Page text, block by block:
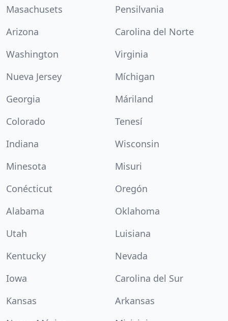
Masachusets
Pensilvania
Arizona
Carolina del Norte
Washington
Virginia
Nueva Jersey
Míchigan
Georgia
Máriland
Colorado
Tenesí
Indiana
Wisconsin
Minesota
Misuri
Conécticut
Oregón
Alabama
Oklahoma
Utah
Luisiana
Kentucky
Nevada
Iowa
Carolina del Sur
Kansas
Arkansas